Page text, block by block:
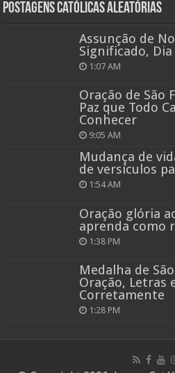
Postagens católicas aleatórias
Assunção de
Significado,
1:07 AM
Oração de São
Paz que Todo
Conhecer
9:05 AM
Mudança de
de versículos
1:54 AM
Oração glória
aprenda como
1:38 PM
Medalha de
Oração, Letras
Corretamente
1:28 PM